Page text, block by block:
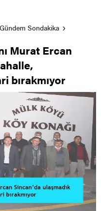
Sondakika
Murat Ercan
bırakmıyor